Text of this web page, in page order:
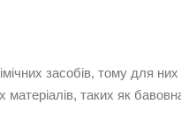
засобів, тому для
таких як